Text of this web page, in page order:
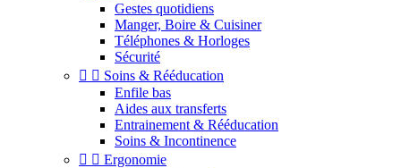
Gestes quotidiens
Manger, Boire & Cuisiner
Téléphones & Horloges
Sécurité
  Soins & Rééducation
Enfile bas
Aides aux transferts
Entrainement & Rééducation
Soins & Incontinence
  Ergonomie